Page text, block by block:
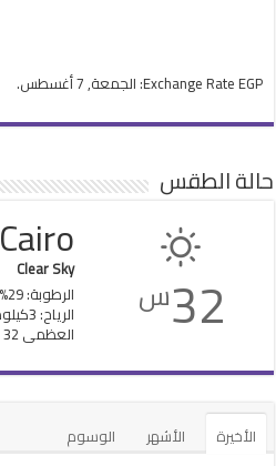
Exchange Rate EGP : الجمعة, 7 أغسطس.
حالة الطقس
32س
Cairo
Clear Sky
الرطوبة: 29%
الرياح: 3كيلومتر/ساعة ش.غ
العظمى 32 • الصغرى 32
الأخيرة الأشهر
الوسوم